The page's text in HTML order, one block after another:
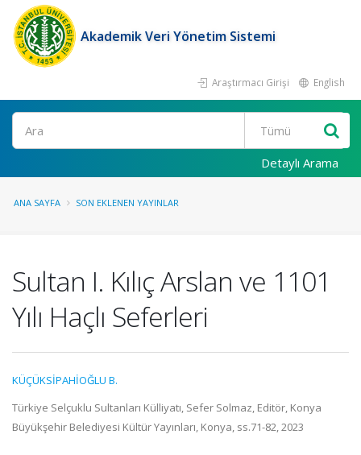
Akademik Veri Yönetim Sistemi
Araştırmacı Girişi English
Ara
Detaylı Arama
ANA SAYFA SON EKLENEN YAYINLAR
Sultan I. Kılıç Arslan ve 1101
Yılı Haçlı Seferleri
KÜÇÜKSİPAHİOĞLU B.
Türkiye Selçuklu Sultanları Külliyatı, Sefer Solmaz, Editör, Konya
Büyükşehir Belediyesi Kültür Yayınları, Konya, ss.71-82, 2023